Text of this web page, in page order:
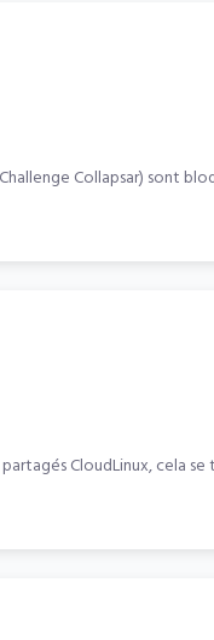
Collapsar) sont
CloudLinux, cela